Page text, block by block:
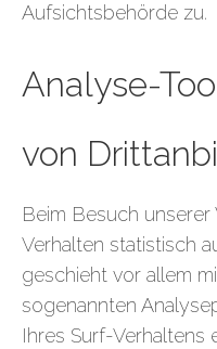
Aufsichtsbehörde zu.
Analyse-
von
Beim Besuch
Verhalten statistisch
geschieht vor allem
sogenannten
Ihres Surf-Verhaltens